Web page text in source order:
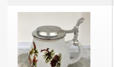
podstawa z
mosiądzu/ brązu,
sprawna, abażur
nowy.